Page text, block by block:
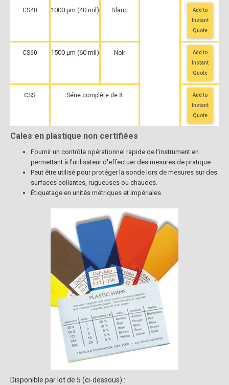
CS40 1000 μm (40 mil) Blanc
CS60 1500 μm (60 mil) Noir
CSS Série complète de 8
Add to
Instant
Quote
Add to
Instant
Quote
Add to
Instant
Quote
Cales en plastique non certifiées
Fournir un contrôle opérationnel rapide de l'instrument en
permettant à l'utilisateur d'effectuer des mesures de pratique
Peut être utilisé pour protéger la sonde lors de mesures sur des
surfaces collantes, rugueuses ou chaudes.
Étiquetage en unités métriques et impériales
Disponible par lot de 5 (ci-dessous) :